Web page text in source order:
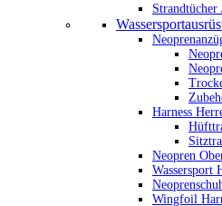
Strandtücher
Harness
Neopren
Wassersport
Wingfoil